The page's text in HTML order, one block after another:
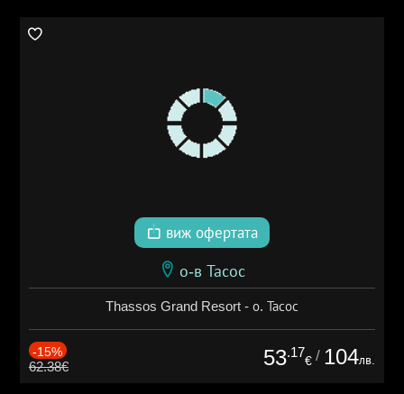
виж офертата
о-в Тасос
Thassos Grand Resort - о. Тасос
-15%
62.38€ 53.17
€ / 104лв.